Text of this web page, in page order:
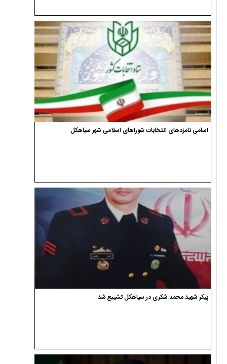
اسامی نامزدهای انتخابات شوراهای اسلامی شهر سیاهکل
پیکر شهید محمد شکری در سیاهکل تشییع شد